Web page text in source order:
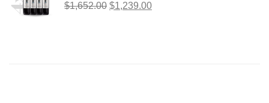
$1,652.00 $1,239.00